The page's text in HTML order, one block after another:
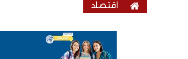
اقتصاد